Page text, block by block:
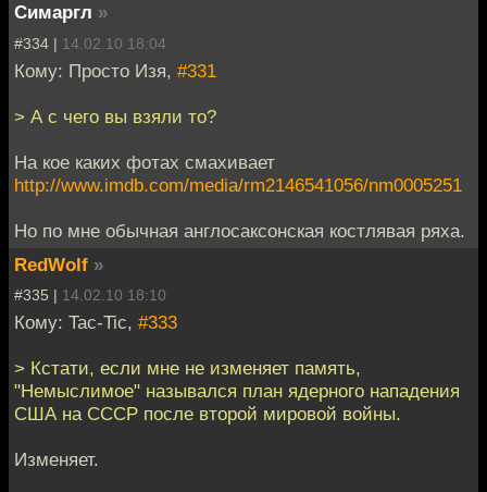
Симаргл »
#334 | 14.02.10 18:04
Кому: Просто Изя, #331
> А с чего вы взяли то?
На кое каких фотах смахивает
http://www.imdb.com/media/rm2146541056/nm0005251
Но по мне обычная англосаксонская костлявая ряха.
RedWolf »
#335 | 14.02.10 18:10
Кому: Tac-Tic, #333
> Кстати, если мне не изменяет память,
"Немыслимое" назывался план ядерного нападения
США на СССР после второй мировой войны.
Изменяет.